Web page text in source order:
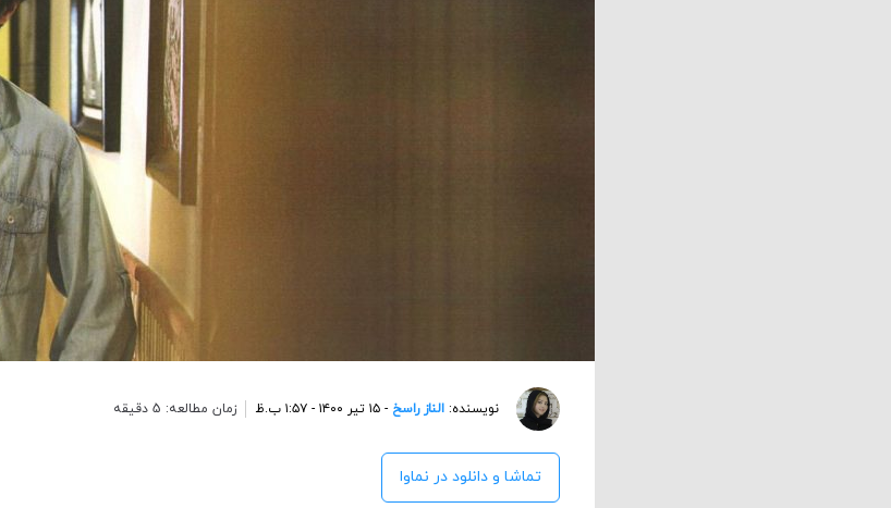
نویسنده: الناز راسخ - ۱۵ تیر ۱۴۰۰ - ۱:۵۷ ب.ظ زمان مطالعه: 5 دقیقه
تماشا و دانلود در نماوا